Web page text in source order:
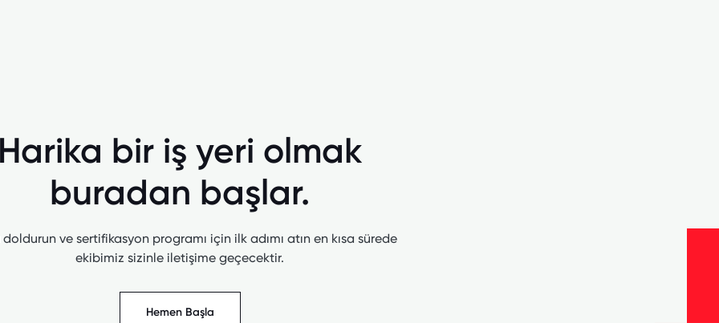
Harika bir iş yeri olmak
buradan başlar.
doldurun ve sertifikasyon programı için ilk adımı atın en kısa sürede
ekibimiz sizinle iletişime geçecektir.
Hemen Başla